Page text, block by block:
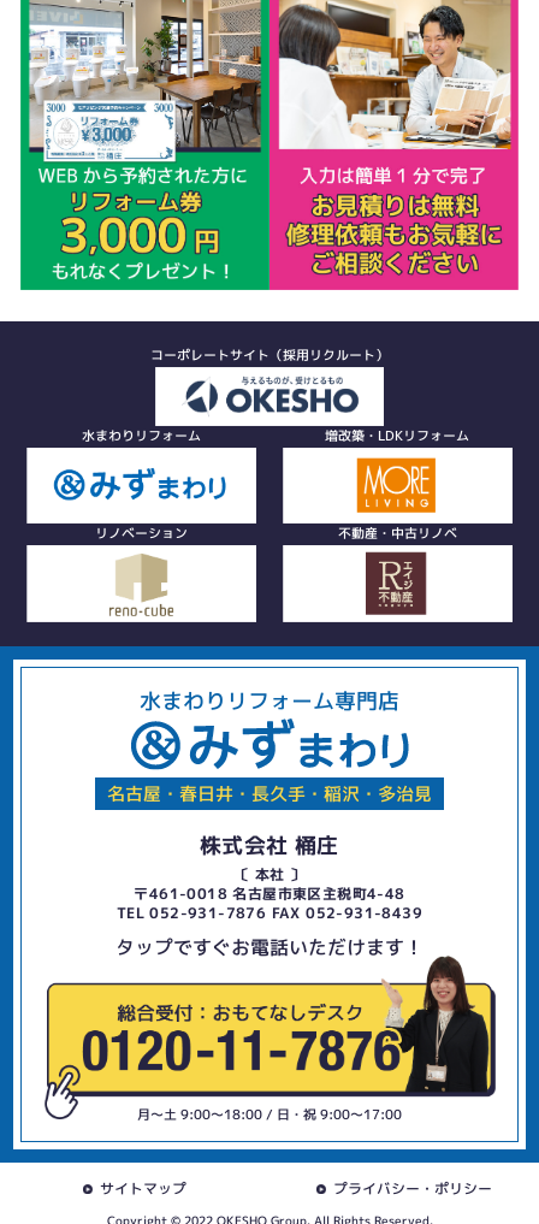
コーポレートサイト（採用リクルート）
水まわりリフォーム 増改築・LDKリフォーム
リノベーション 不動産・中古リノベ
水まわりリフォーム専門店
名古屋・春日井・長久手・稲沢・多治見
株式会社 桶庄
〔 本社 〕
〒461-0018 名古屋市東区主税町4-48
TEL 052-931-7876 FAX 052-931-8439
タップですぐお電話いただけます！
月〜土 9:00〜18:00 / 日・祝 9:00〜17:00
サイトマップ プライバシー・ポリシー
Copyright © 2022 OKESHO Group. All Rights Reserved.